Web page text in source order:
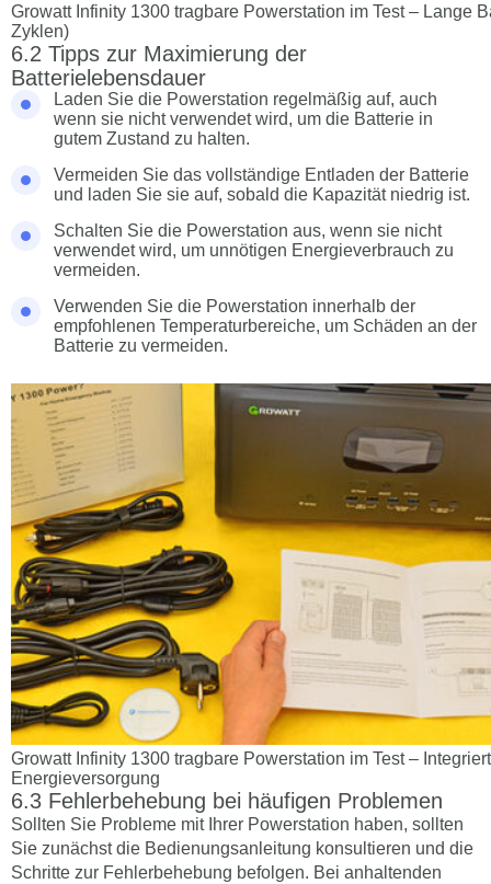
Growatt Infinity 1300 tragbare Powerstation im Test – Lange
Zyklen)
Tipps zur Maximierung der
Batterielebensdauer
Laden Sie die Powerstation regelmäßig auf, auch
wenn sie nicht verwendet wird, um die Batterie in
gutem Zustand zu halten.
Vermeiden Sie das vollständige Entladen der Batterie
und laden Sie sie auf, sobald die Kapazität niedrig ist.
Schalten Sie die Powerstation aus, wenn sie nicht
verwendet wird, um unnötigen Energieverbrauch zu
vermeiden.
Verwenden Sie die Powerstation innerhalb der
empfohlenen Temperaturbereiche, um Schäden an der
Batterie zu vermeiden.
Growatt Infinity 1300 tragbare Powerstation im Test –
Energieversorgung
Fehlerbehebung bei häufigen Problemen
Sollten Sie Probleme mit Ihrer Powerstation haben, sollten
Sie zunächst die Bedienungsanleitung konsultieren und die
Schritte zur Fehlerbehebung befolgen. Bei anhaltenden